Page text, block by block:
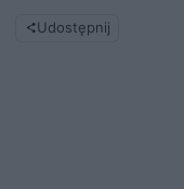
Udostępnij